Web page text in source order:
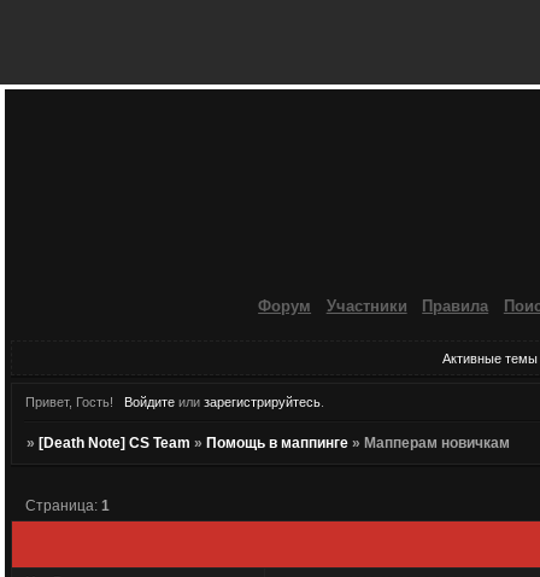
Форум Участники Правила
Активные темы
Привет, Гость! Войдитеили зарегистрируйтесь.
» [Death Note] CS Team » Помощь в маппинге » Мапперам новичкам
Страница:1